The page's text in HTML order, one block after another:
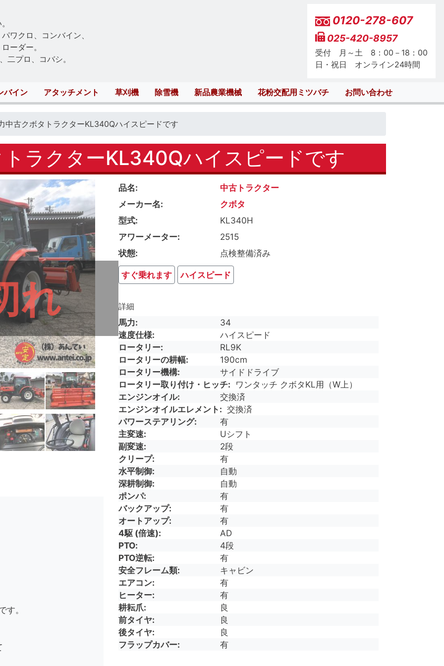
ワクロ、コンバイン、
ーダー。
二プロ、コバシ。
0120-278-607
025-420-8957
受付 月～土 8：00－18：00
日・祝日 オンライン24時間
バイン アタッチメント 草刈機 除雪機 新品農業機械 花粉交配用ミツバチ お問い合わせ
中古クボタトラクターKL340Qハイスピードです
ラクターKL340Qハイスピードです
れ
す。
品名
中古トラクター
メーカー名
クボタ
型式
KL340H
アワーメーター
2515
状態
点検整備済み
すぐ乗れます ハイスピード
詳細
馬力
34
速度仕様
ハイスピード
ロータリー
RL9K
ロータリーの耕幅
190cm
ロータリー機構
サイドドライブ
ロータリー取り付け・ヒッチ
ワンタッチ クボタKL用（W上）
エンジンオイル
交換済
エンジンオイルエレメント
交換済
パワーステアリング
有
主変速
Uシフト
副変速
2段
クリープ
有
水平制御
自動
深耕制御
自動
ポンパ
有
バックアップ
有
オートアップ
有
4駆 (倍速)
AD
PTO
4段
PTO逆転
有
安全フレーム類
キャビン
エアコン
有
ヒーター
有
耕耘爪
良
前タイヤ
良
後タイヤ
良
フラップカバー
有